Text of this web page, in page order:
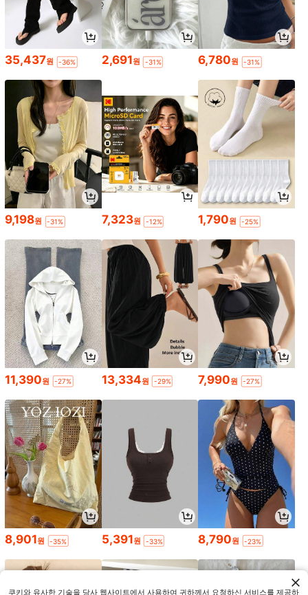
35,437원 -36% 2,691원 -31% 6,780원 -31%
9,198원 -31% 7,323원 -12% 1,790원 -25%
11,390원 -27% 13,334원 -29% 7,990원 -27%
8,901원 -35% 5,391원 -33% 8,790원 -23%
쿠키와 유사한 기술을 당사 웹사이트에서 사용하여 귀하께서 요청하신 서비스를 제공하